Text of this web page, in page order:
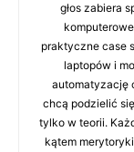
głos zabiera
praktyczne case
laptopów i
automatyzację
chcą podzielić
tylko w teorii.
kątem